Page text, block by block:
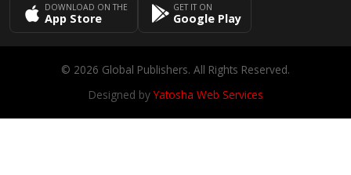
DOWNLOAD ON THE
App Store
GET IT ON
Google Play
© 2026 Global Publishers. All Rights Reserved.
Designed byYatosha Web Services